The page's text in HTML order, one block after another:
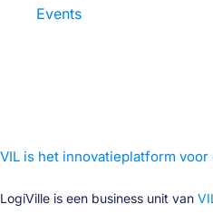
Events
VIL is het innovatieplatform
LogiVille is een business unit van